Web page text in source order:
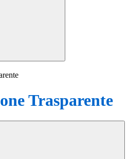
Trasparente